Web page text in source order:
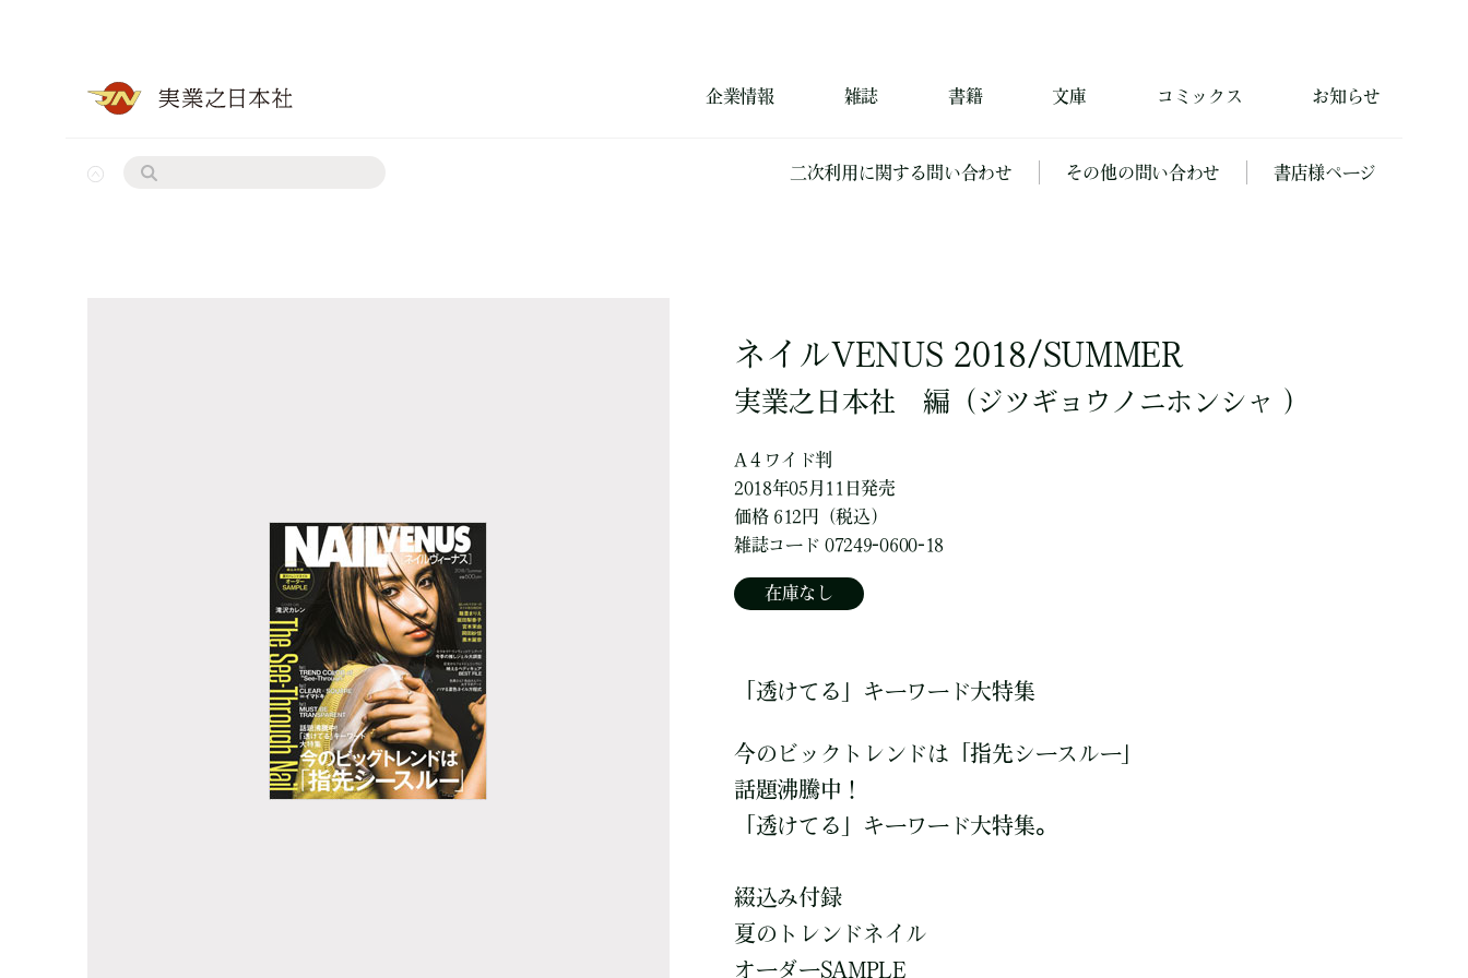
企業情報 雑誌 書籍 文庫 コミックス お知らせ
二次利用に関する問い合わせ その他の問い合わせ 書店様ページ
ネイルVENUS 2018/SUMMER
実業之日本社 編 （ジツギョウノニホンシャ ）
A４ワイド判
2018年05月11日発売
価格 612円（税込）
雑誌コード 07249-0600-18
在庫なし
「透けてる」キーワード大特集
今のビックトレンドは「指先シースルー」
話題沸騰中！
「透けてる」キーワード大特集。
綴込み付録
夏のトレンドネイル
オーダーSAMPLE